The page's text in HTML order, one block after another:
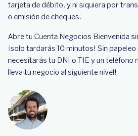
tarjeta de débito, y ni siquiera por
o emisión de cheques.
Abre tu Cuenta Negocios Bienvenida
¡solo tardarás 10 minutos! Sin
necesitarás tu DNI o TIE y un teléfono
lleva tu negocio al siguiente nivel!